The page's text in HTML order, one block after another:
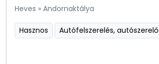
Heves » Andornaktálya
Hasznos Autófelszerelés, autószerelő